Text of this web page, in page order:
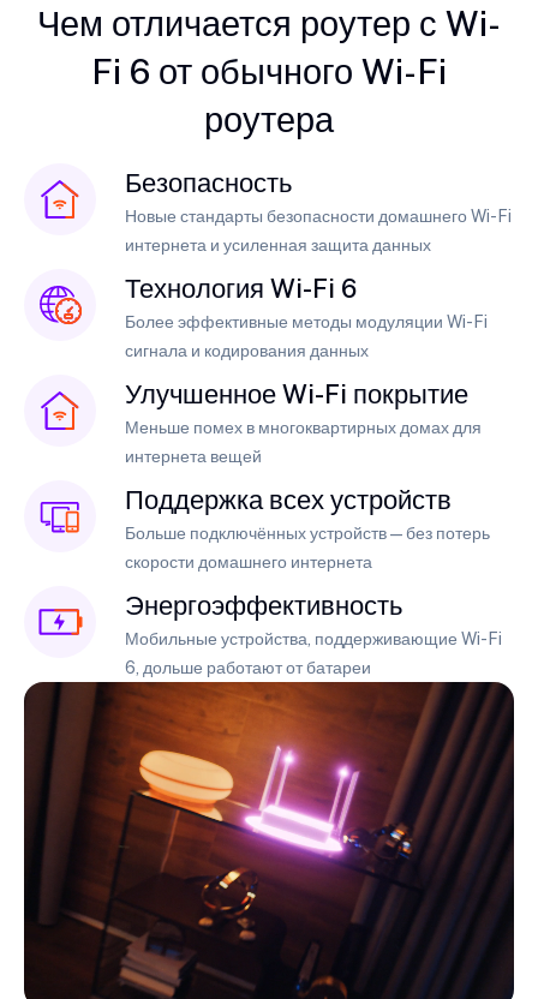
Чем отличается роутер с Wi-
Fi 6 от обычного Wi-Fi
роутера
Безопасность
Новые стандарты безопасности домашнего Wi-Fi
интернета и усиленная защита данных
Технология Wi-Fi 6
Более эффективные методы модуляции Wi-Fi
сигнала и кодирования данных
Улучшенное Wi-Fi покрытие
Меньше помех в многоквартирных домах для
интернета вещей
Поддержка всех устройств
Больше подключённых устройств — без потерь
скорости домашнего интернета
Энергоэффективность
Мобильные устройства, поддерживающие Wi-Fi
6, дольше работают от батареи